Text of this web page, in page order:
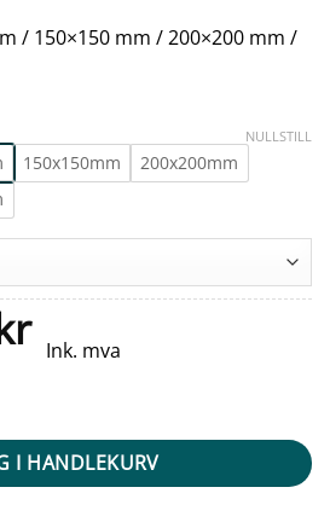
/ 150×150 mm / 200×200 mm /
150x150mm
200x200mm
NULLSTILL
Ink. mva
Hvit Alu Panel antall
I HANDLEKURV